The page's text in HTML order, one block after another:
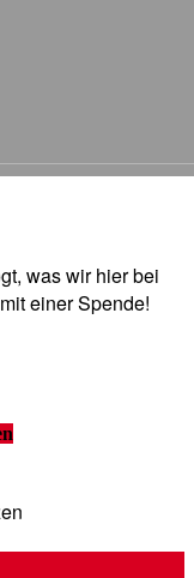
was wir hier bei
einer Spende!